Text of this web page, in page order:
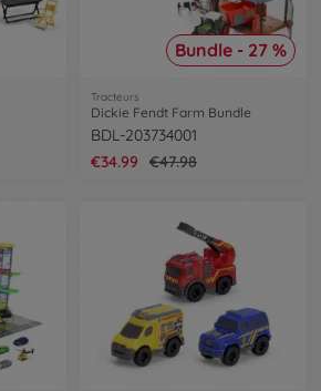
Bundle - 27 %
Tracteurs
Dickie Fendt Farm Bundle
BDL-203734001
€34.99
€47.98